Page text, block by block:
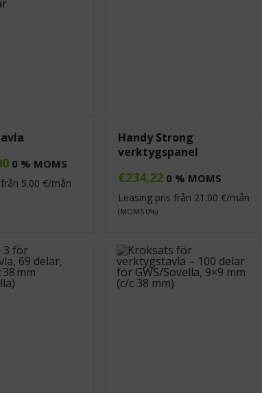
0 % MOMS
5.00 €/mån
Handy Strong
verktygspanel
€234,22 0 % MOMS
Leasing pris från 21.00 €/mån
(MOMS 0%)